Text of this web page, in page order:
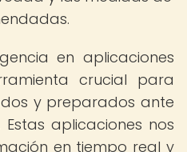
en aplicaciones
crucial para
y preparados ante
aplicaciones nos
en tiempo real y